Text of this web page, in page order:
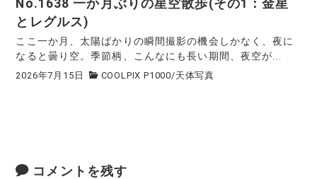
No.1638 一か月ぶりの星空散歩(その1：金星
とレグルス)
ここ一か月、太陽ばかりの瞬間撮影の機会しかなく、夜に
なると曇り空。季節柄、こんなにも長い期間、夜空が...
2026年7月15日 COOLPIX P1000/天体写真
コメントを残す